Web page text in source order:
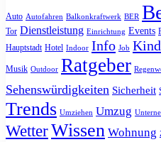
Auto Autofahren Balkonkraftwerk BER
Tor Dienstleistung Einrichtung Events
Hauptstadt Hotel Indoor Info Job
Musik Outdoor Ratgeber
Sehenswürdigkeiten Sicherheit
Trends Umziehen Umzug
WetterWissen Wohnung